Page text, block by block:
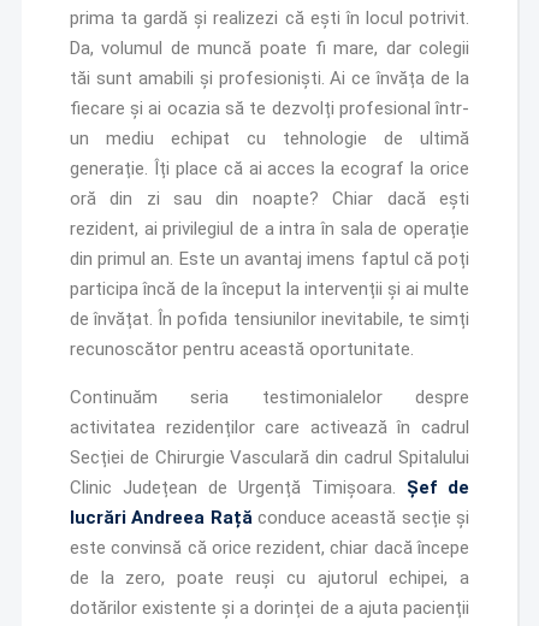
prima ta gardă și realizezi că ești în locul potrivit.
Da, volumul de muncă poate fi mare, dar colegii
tăi sunt amabili și profesioniști. Ai ce învăța de la
fiecare și ai ocazia să te dezvolți profesional într-
un mediu echipat cu tehnologie de ultimă
generație. Îți place că ai acces la ecograf la orice
oră din zi sau din noapte? Chiar dacă ești
rezident, ai privilegiul de a intra în sala de operație
din primul an. Este un avantaj imens faptul că poți
participa încă de la început la intervenții și ai multe
de învățat. În pofida tensiunilor inevitabile, te simți
recunoscător pentru această oportunitate.
Continuăm seria testimonialelor despre
activitatea rezidenților care activează în cadrul
Secției de Chirurgie Vasculară din cadrul Spitalului
Clinic Județean de Urgență Timișoara. Șef de
lucrări Andreea Rațăconduce această secție și
este convinsă că orice rezident, chiar dacă începe
de la zero, poate reuși cu ajutorul echipei, a
dotărilor existente și a dorinței de a ajuta pacienții